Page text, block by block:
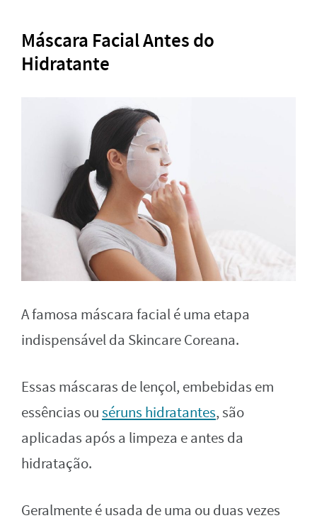
Máscara Facial Antes do
Hidratante
A famosa máscara facial é uma etapa
indispensável da Skincare Coreana.
Essas máscaras de lençol, embebidas em
essências ouséruns hidratantes, são
aplicadas após a limpeza e antes da
hidratação.
Geralmente é usada de uma ou duas vezes